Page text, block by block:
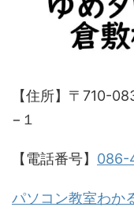
【住所】〒710-
−１
【電話番号】 086-
パソコン教室わか